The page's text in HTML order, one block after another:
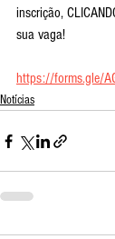
inscrição,
sua vaga!
https://forms.gle/
Notícias